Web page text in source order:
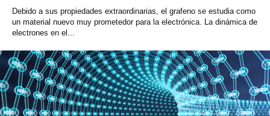
Debido a sus propiedades extraordinarias, el grafeno se estudia como
un material nuevo muy prometedor para la electrónica. La dinámica de
electrones en el...